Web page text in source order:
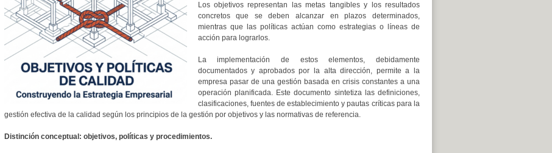
Los objetivos representan las metas tangibles y los resultados
concretos que se deben alcanzar en plazos determinados,
mientras que las políticas actúan como estrategias o líneas de
acción para lograrlos.
La implementación de estos elementos, debidamente
documentados y aprobados por la alta dirección, permite a la
empresa pasar de una gestión basada en crisis constantes a una
operación planificada. Este documento sintetiza las definiciones,
clasificaciones, fuentes de establecimiento y pautas críticas para la
gestión efectiva de la calidad según los principios de la gestión por objetivos y las normativas de referencia.
Distinción conceptual: objetivos, políticas y procedimientos.